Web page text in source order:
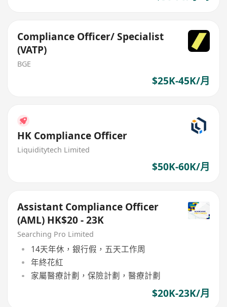
Compliance Officer/ Specialist
(VATP)
BGE
$25K-45K/月
HK Compliance Officer
Liquiditytech Limited
$50K-60K/月
Assistant Compliance Officer
(AML) HK$20 - 23K
Searching Pro Limited
14天年休，銀行假，五天工作周
年終花紅
家屬醫療計劃，保險計劃，醫療計劃
$20K-23K/月